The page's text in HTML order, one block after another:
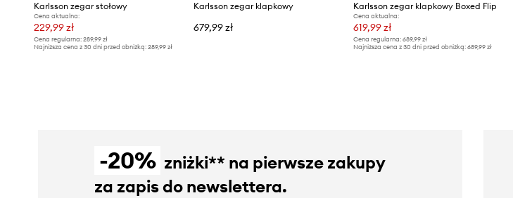
Karlsson zegar stołowy
Cena aktualna:
229,99 zł
Cena regularna: 289,99 zł
Najniższa cena z 30 dni przed obniżką: 289,99 zł
Karlsson zegar klapkowy
679,99 zł
Karlsson zegar klapkowy Boxed Flip
Cena aktualna:
619,99 zł
Cena regularna: 689,99 zł
Najniższa cena z 30 dni przed obniżką: 689,99 zł
-20% zniżki** na pierwsze zakupy
za zapis do newslettera.